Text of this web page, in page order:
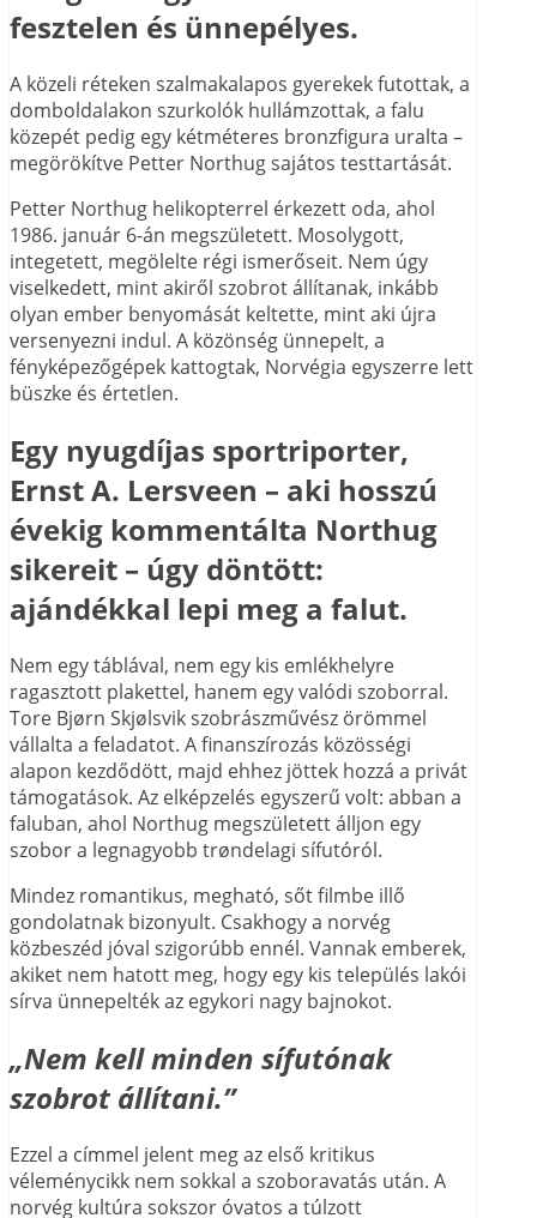
fesztelen és ünnepélyes.
A közeli réteken szalmakalapos gyerekek futottak, a
domboldalakon szurkolók hullámzottak, a falu
közepét pedig egy kétméteres bronzfigura uralta –
megörökítve Petter Northug sajátos testtartását.
Petter Northug helikopterrel érkezett oda, ahol
1986. január 6-án megszületett. Mosolygott,
integetett, megölelte régi ismerőseit. Nem úgy
viselkedett, mint akiről szobrot állítanak, inkább
olyan ember benyomását keltette, mint aki újra
versenyezni indul. A közönség ünnepelt, a
fényképezőgépek kattogtak, Norvégia egyszerre lett
büszke és értetlen.
Egy nyugdíjas sportriporter,
Ernst A. Lersveen – aki hosszú
évekig kommentálta Northug
sikereit – úgy döntött:
ajándékkal lepi meg a falut.
Nem egy táblával, nem egy kis emlékhelyre
ragasztott plakettel, hanem egy valódi szoborral.
Tore Bjørn Skjølsvik szobrászművész örömmel
vállalta a feladatot. A finanszírozás közösségi
alapon kezdődött, majd ehhez jöttek hozzá a privát
támogatások. Az elképzelés egyszerű volt: abban a
faluban, ahol Northug megszületett álljon egy
szobor a legnagyobb trøndelagi sífutóról.
Mindez romantikus, megható, sőt filmbe illő
gondolatnak bizonyult. Csakhogy a norvég
közbeszéd jóval szigorúbb ennél. Vannak emberek,
akiket nem hatott meg, hogy egy kis település lakói
sírva ünnepelték az egykori nagy bajnokot.
„Nem kell minden sífutónak
szobrot állítani.”
Ezzel a címmel jelent meg az első kritikus
véleménycikk nem sokkal a szoboravatás után. A
norvég kultúra sokszor óvatos a túlzott